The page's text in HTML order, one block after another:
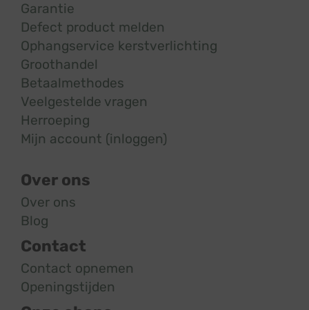
Garantie
Defect product melden
Ophangservice kerstverlichting
Groothandel
Betaalmethodes
Veelgestelde vragen
Herroeping
Mijn account (inloggen)
Over ons
Over ons
Blog
Contact
Contact opnemen
Openingstijden